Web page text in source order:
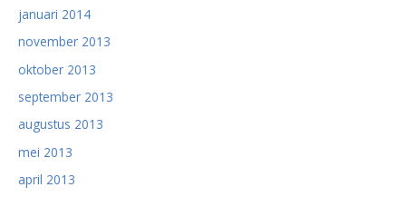
januari 2014
november 2013
oktober 2013
september 2013
augustus 2013
mei 2013
april 2013